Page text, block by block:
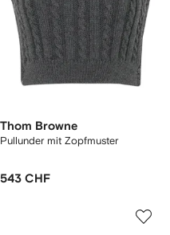
Thom Browne
Pullunder mit Zopfmuster
543 CHF